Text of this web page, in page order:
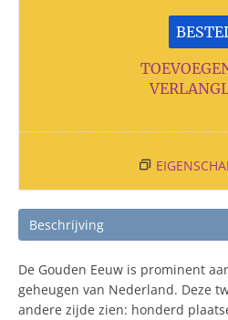
Beschrijving
De Gouden Eeuw is prominent
geheugen van Nederland. Deze
andere zijde zien: honderd